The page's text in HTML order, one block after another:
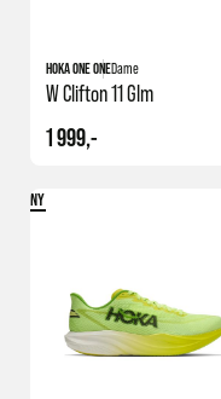
HOKA ONE ONEDame
W Clifton 11 Glm
1 999,-
NY